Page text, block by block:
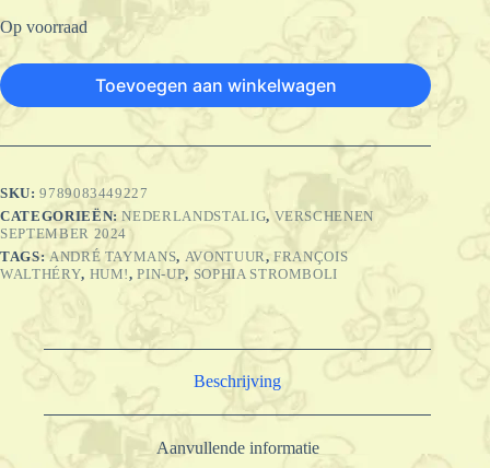
Op voorraad
Toevoegen aan winkelwagen
SKU:9789083449227
CATEGORIEËN:NEDERLANDSTALIG, VERSCHENEN
SEPTEMBER 2024
TAGS:ANDRÉ TAYMANS, AVONTUUR,FRANÇOIS
WALTHÉRY, HUM!,PIN-UP, SOPHIA STROMBOLI
Beschrijving
Aanvullende informatie